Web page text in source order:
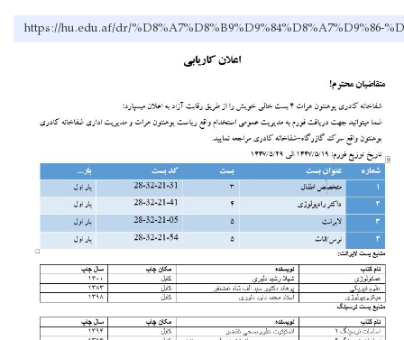
https://hu.edu.af/dr/%D8%A7%D8%B9%D9%84%D8%A7%D9%86-